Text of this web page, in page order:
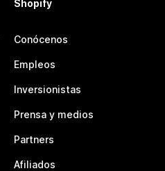
Shopify
Conócenos
Empleos
Inversionistas
Prensa y medios
Partners
Afiliados